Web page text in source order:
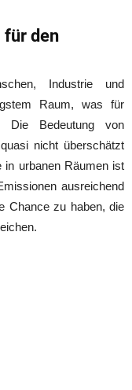
für den
Industrie und
Raum, was für
Die Bedeutung von
nicht überschätzt
in urbanen Räumen ist
ausreichend
Chance zu haben, die